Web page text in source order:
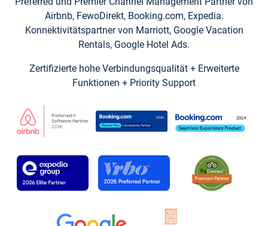
Airbnb, FewoDirekt, Booking.com, Expedia.
Konnektivitätspartner von Marriott, Google Vacation
Rentals, Google Hotel Ads.
Zertifizierte hohe Verbindungsqualität + Erweiterte
Funktionen + Priority Support